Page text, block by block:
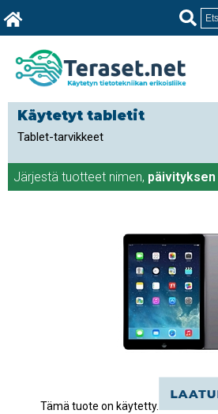
Käytetyt tabletit
Tablet-tarvikkeet
Järjestä tuotteet nimen, päivityksen
Tämä tuote on käytetty.